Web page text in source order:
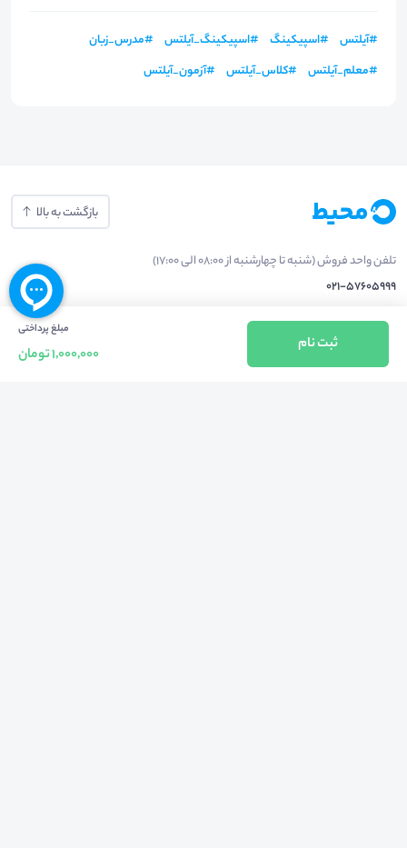
#آیلتس #اسپیکینگ #اسپیکینگ_آیلتس #مدرس_زبان
#معلم_آیلتس #کلاس_آیلتس #آزمون_آیلتس
مبلغ پرداختی
1,000,000 تومان
ثبت نام
بازگشت به بالا
تلفن واحد فروش (شنبه تا چهارشنبه از 08:00 الی 17:00)
021-57605999
فعالیت محیط از سال 1401 آغاز شد، زمانی که تصمیم گرفتیم برای افزایش آگاهی
عمومی و برابری فرصت های آموزشی پا به عرصه ی خدمات آموزشی بگذاریم و با ایجاد